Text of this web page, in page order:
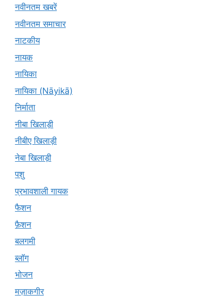
नवीनतम खबरें
नवीनतम समाचार
नाटकीय
नायक
नायिका
नायिका (Nāyikā)
निर्माता
नीबा खिलाड़ी
नीबीए खिलाड़ी
नेबा खिलाड़ी
पशु
प्रभावशाली गायक
फैशन
फ़ैशन
बलगमी
ब्लॉग
भोजन
मज़ाकगीर